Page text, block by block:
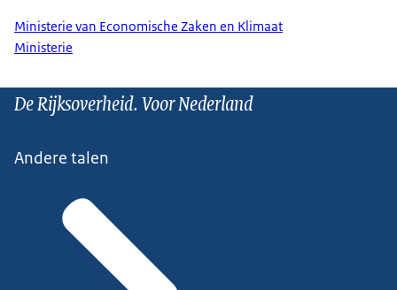
Ministerie van Economische Zaken en Klimaat
Ministerie
De Rijksoverheid. Voor Nederland
Andere talen